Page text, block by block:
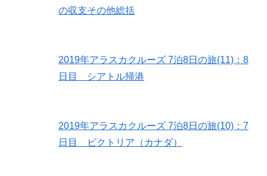
の収支その他総括
2019年アラスカクルーズ 7泊8日の旅(11)：8
日目 シアトル帰港
2019年アラスカクルーズ 7泊8日の旅(10)：7
日目 ビクトリア（カナダ）